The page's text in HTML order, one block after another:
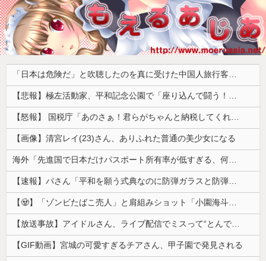
「日本は危険だ」と吹聴したのを真に受けた中国人旅行客、だが代替旅行先が日本ほど安全ではなかった結果……
【悲報】極左活動家、平和記念公園で「座り込んで闘う！」と意気込むも… → 警察に完全排除されてしまう ………
【怒報】 国税庁「あのさぁ！君らがちゃんと納税してくれないとこうなっちゃうけどどうする？！」←これw w w w w w w w
【画像】清宮レイ(23)さん、ありふれた普通の美少女になる
海外「先進国で日本だけパスポート所有率が低すぎる、何故なのか」
【速報】パさん「平和を願う式典なのに防弾ガラスと防弾バッグSP」安倍元首相の悲劇や石破前首相も同環境だったことは忘れる
【🧟】「ゾンビたばこ売人」と肩組みショット「小園海斗」に注がれる“厳しい視線” 「レギュラー剥奪も選択肢のひとつに」
【放送事故】アイドルさん、ライブ配信でミスって“とんでもないもの”を映してしまいネット騒然ｗｗｗ 【Pickup07092038】
【GIF動画】宮城の可愛すぎるチアさん、甲子園で発見される